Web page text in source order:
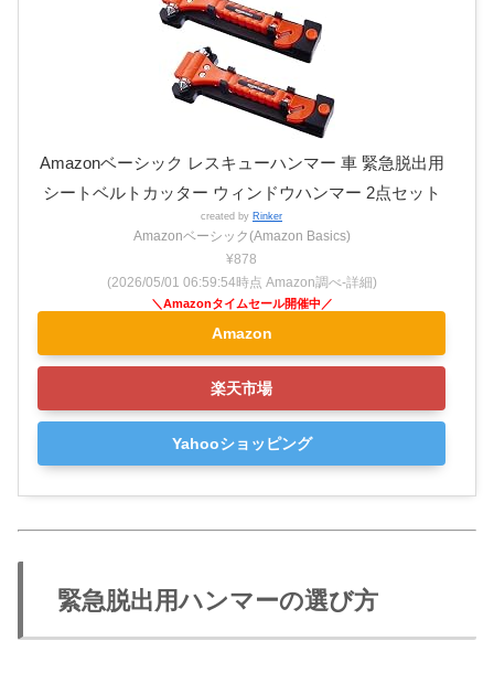
Amazonベーシック レスキューハンマー 車 緊急脱出用
シートベルトカッター ウィンドウハンマー 2点セット
created by Rinker
Amazonベーシック(Amazon Basics)
¥878
(2026/05/01 06:59:54時点 Amazon調べ-詳細)
Amazon
楽天市場
Yahooショッピング
緊急脱出用ハンマーの選び方